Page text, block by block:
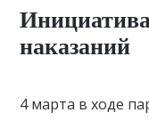
наказаний
4 марта в ходе